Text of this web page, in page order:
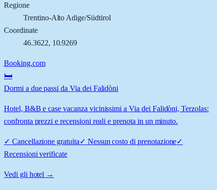
Regione
Trentino-Alto Adige/Südtirol
Coordinate
46.3622, 10.9269
Booking.com
🛏️
Dormi a due passi da Via dei Falidòni
Hotel, B&B e case vacanza vicinissimi a Via dei Falidòni, Terzolas:
confronta prezzi e recensioni reali e prenota in un minuto.
✓ Cancellazione gratuita✓ Nessun costo di prenotazione✓
Recensioni verificate
Vedi gli hotel →